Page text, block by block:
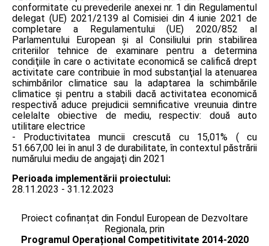
conformitate cu prevederile anexei nr. 1 din Regulamentul
delegat (UE) 2021/2139 al Comisiei din 4 iunie 2021 de
completare a Regulamentului (UE) 2020/852 al
Parlamentului European şi al Consiliului prin stabilirea
criteriilor tehnice de examinare pentru a determina
condiţiile în care o activitate economică se califică drept
activitate care contribuie în mod substanţial la atenuarea
schimbărilor climatice sau la adaptarea la schimbările
climatice şi pentru a stabili dacă activitatea economică
respectivă aduce prejudicii semnificative vreunuia dintre
celelalte obiective de mediu, respectiv: două auto
utilitare electrice
- Productivitatea muncii crescută cu 15,01% ( cu
51.667,00 lei în anul 3 de durabilitate, în contextul păstrării
numărului mediu de angajaţi din 2021
Perioada implementării proiectului:
28.11.2023 - 31.12.2023
Proiect cofinanțat din Fondul European de Dezvoltare
Regionala, prin
Programul Operațional Competitivitate 2014-2020